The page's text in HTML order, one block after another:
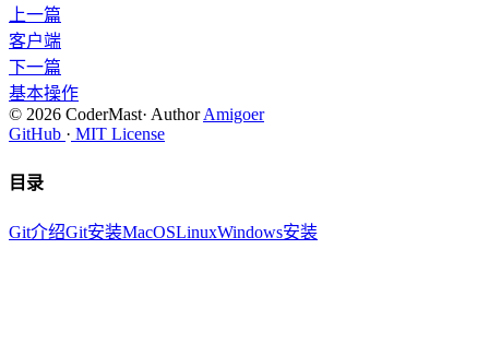
上一篇
客户端
下一篇
基本操作
© 2026 CoderMast· AuthorAmigoer
GitHub · MIT License
目录
Git介绍Git安装MacOSLinuxWindows安装